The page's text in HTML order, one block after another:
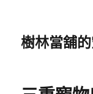
樹林當舖